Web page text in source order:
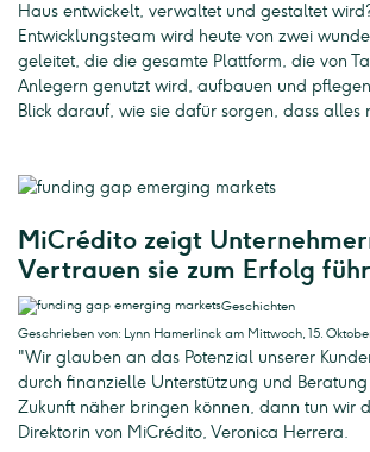
Haus entwickelt, verwaltet und gestaltet
Entwicklungsteam wird heute von zwei
geleitet, die die gesamte Plattform, die von
Anlegern genutzt wird, aufbauen und
Blick darauf, wie sie dafür sorgen, dass alles
MiCrédito zeigt
Vertrauen sie zum Erfolg
Geschichten
Geschrieben von: Lynn Hamerlinck am Mittwoch, 15.
"Wir glauben an das Potenzial unserer
durch finanzielle Unterstützung und
Zukunft näher bringen können, dann tun wir
Direktorin von MiCrédito, Veronica Herrera.